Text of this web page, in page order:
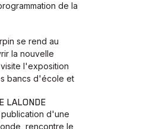
de la
se rend au
la nouvelle
l'exposition
bancs d'école et
LALONDE
d'une
rencontre le